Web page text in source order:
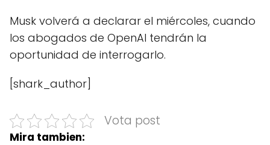
Musk volverá a declarar el miércoles, cuando
los abogados de OpenAI tendrán la
oportunidad de interrogarlo.
[shark_author]
Vota post
Mira tambien: